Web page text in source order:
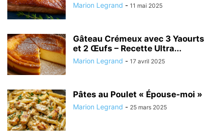
Marion Legrand - 11 mai 2025
Gâteau Crémeux avec 3 Yaourts
et 2 Œufs – Recette Ultra...
Marion Legrand - 17 avril 2025
Pâtes au Poulet « Épouse-moi »
Marion Legrand - 25 mars 2025